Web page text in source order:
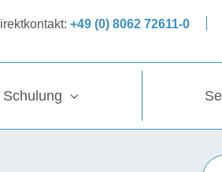
+49 (0) 8062 72611-0
Schulung